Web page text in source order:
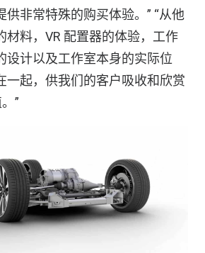
供非常特殊的购买体验。” “从他
材料，VR 配置器的体验，工作
设计以及工作室本身的实际位
一起​​，供我们的客户吸收和欣赏
”